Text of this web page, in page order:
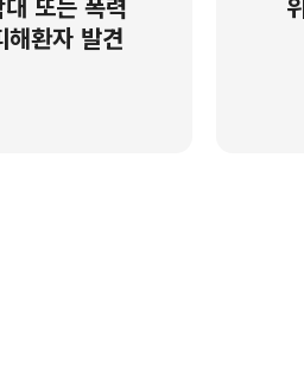
해환자 발견